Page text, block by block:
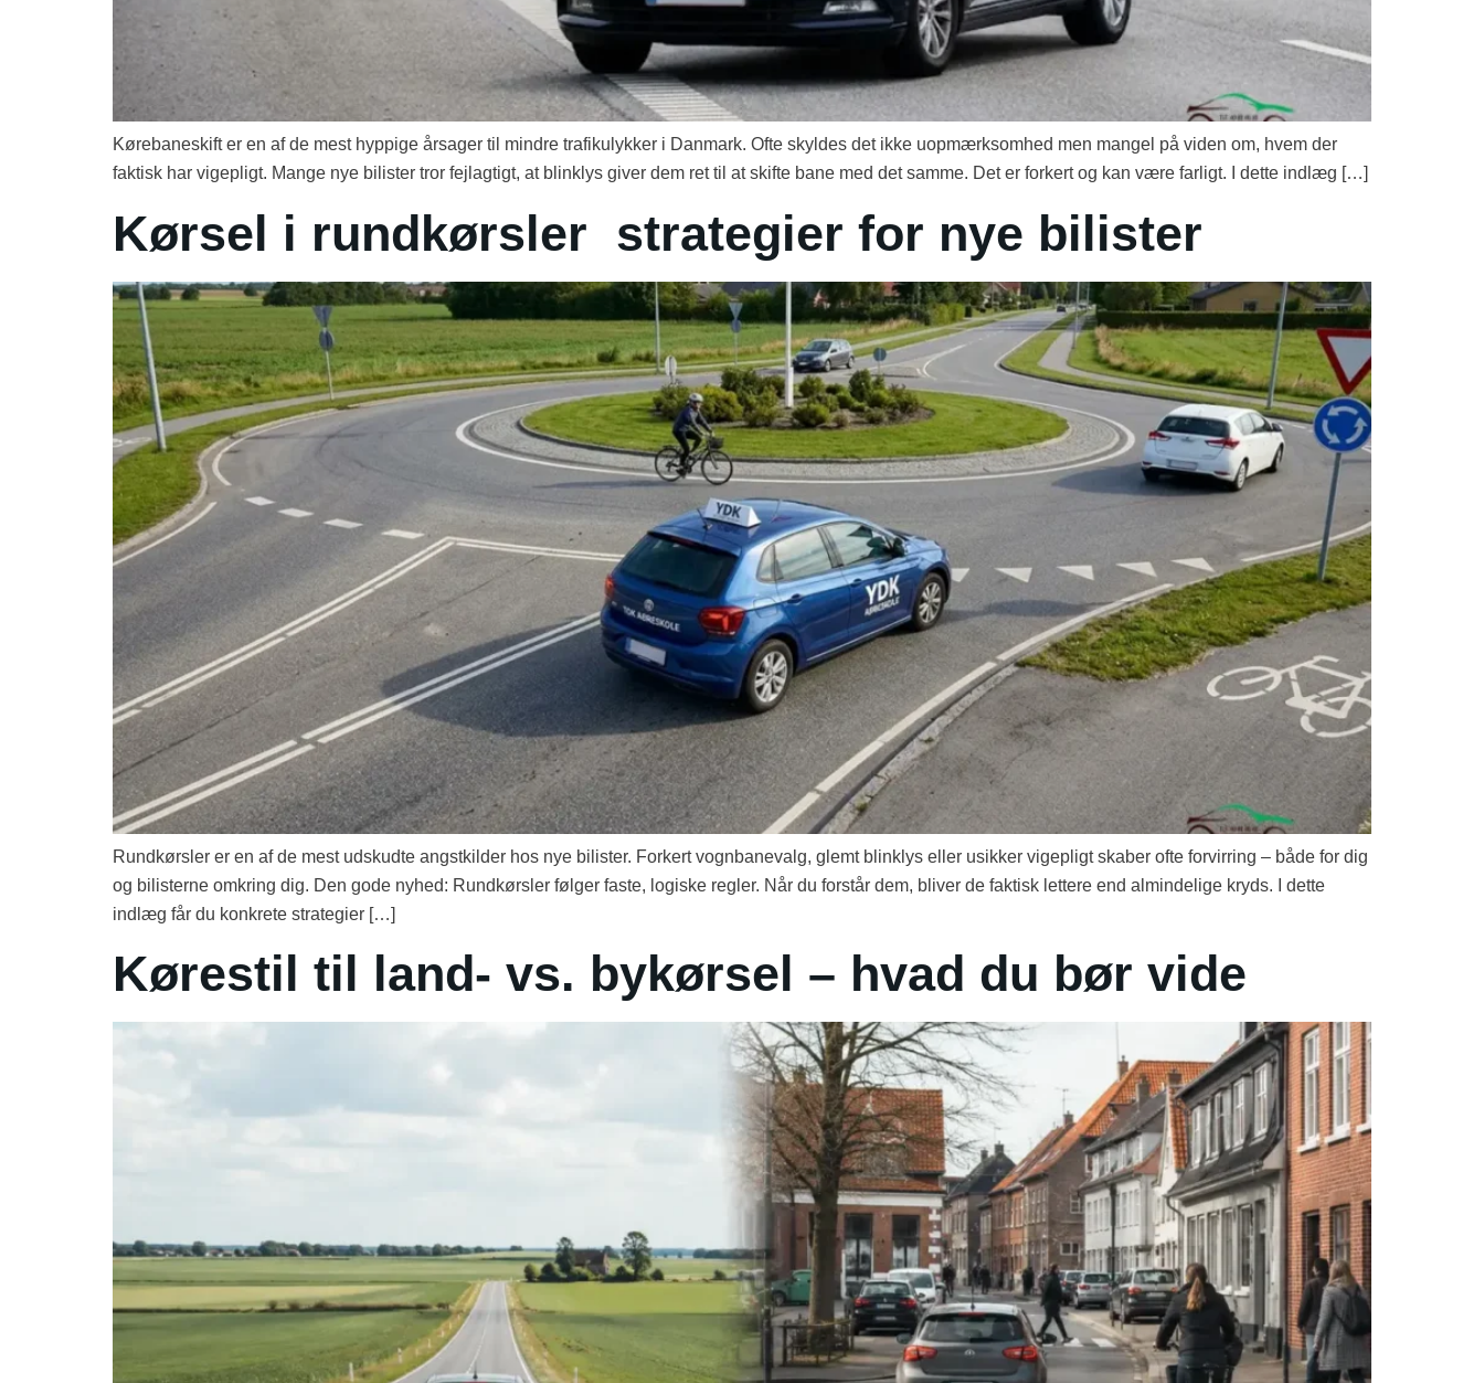
Kørebaneskift er en af de mest hyppige årsager til mindre trafikulykker i Danmark. Ofte skyldes det ikke uopmærksomhed men mangel på viden om, hvem der
faktisk har vigepligt. Mange nye bilister tror fejlagtigt, at blinklys giver dem ret til at skifte bane med det samme. Det er forkert og kan være farligt. I dette indlæg […]
Kørsel i rundkørsler strategier for nye bilister
Rundkørsler er en af de mest udskudte angstkilder hos nye bilister. Forkert vognbanevalg, glemt blinklys eller usikker vigepligt skaber ofte forvirring – både for dig
og bilisterne omkring dig. Den gode nyhed: Rundkørsler følger faste, logiske regler. Når du forstår dem, bliver de faktisk lettere end almindelige kryds. I dette
indlæg får du konkrete strategier […]
Kørestil til land‐ vs. bykørsel – hvad du bør vide